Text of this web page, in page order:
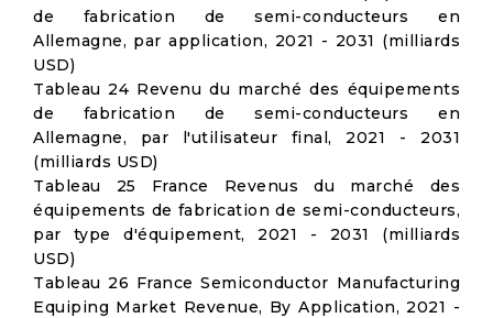
de fabrication de semi-conducteurs en
Allemagne, par application, 2021 - 2031 (milliards
USD)
Tableau 24 Revenu du marché des équipements
de fabrication de semi-conducteurs en
Allemagne, par l'utilisateur final, 2021 - 2031
(milliards USD)
Tableau 25 France Revenus du marché des
équipements de fabrication de semi-conducteurs,
par type d'équipement, 2021 - 2031 (milliards
USD)
Tableau 26 France Semiconductor Manufacturing
Equiping Market Revenue, By Application, 2021 -